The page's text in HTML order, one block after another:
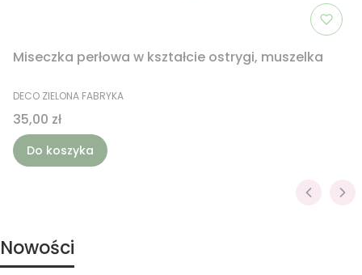
Miseczka perłowa w kształcie ostrygi, muszelka
PRODUCENT
DECO ZIELONA FABRYKA
Cena
35,00 zł
Do koszyka
Nowości